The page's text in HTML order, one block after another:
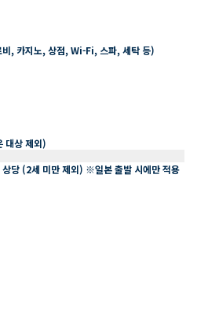
비, 카지노, 상점, Wi-Fi, 스파, 세탁 등)
대상 제외)
당 (2세 미만 제외) ※일본 출발 시에만 적용